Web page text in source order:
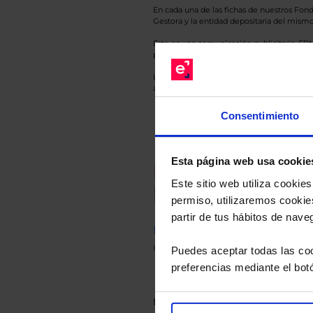
Consentimiento
Esta página web usa
Este sitio web utiliza
permiso, utilizaremos
partir de tus hábitos de
Puedes aceptar todas las
preferencias mediante el
En cada una de las fichas de nuestros
Gestora y la entidad depositaria del
Esto es una comunicación publicitaria.
para el inversor antes de tomar una
Los datos de rentabilidad mostrados
anterior a Valor Liquidativo actual con
Le
Descárguese el archivo
de sus alternativas de